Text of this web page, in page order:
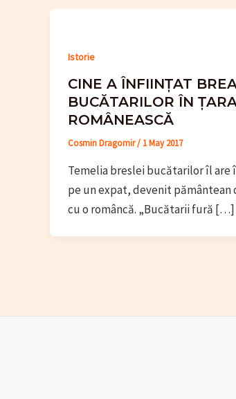
Istorie
CINE A ÎNFIINȚAT
BUCĂTARILOR ÎN
ROMÂNEASCĂ
Cosmin Dragomir/ 1 May 2017
Temelia breslei bucătarilor îl are
pe un expat, devenit pământean
cu o româncă. „Bucătarii fură […]